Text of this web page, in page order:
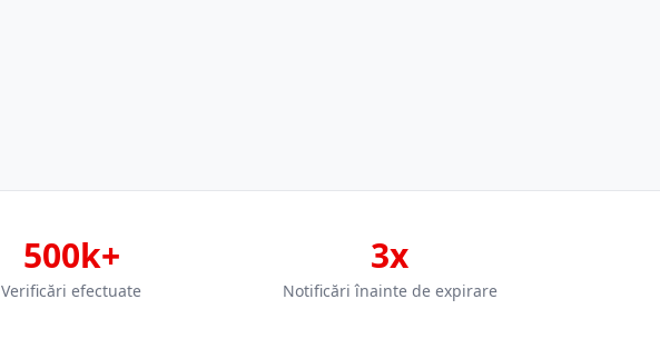
500k+
Verificări efectuate
3x
Notificări înainte de expirare